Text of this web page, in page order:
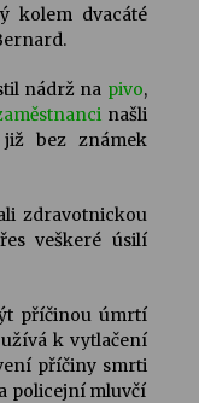
Rufus Miller
kolem dvacáté
nádrž na pivo,
našli
bez známek
zdravotnickou
veškeré úsilí
příčinou úmrtí
k vytlačení
příčiny smrti
policejní mluvčí